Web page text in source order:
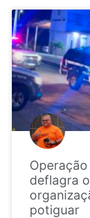
Operação
deflagra
potiguar